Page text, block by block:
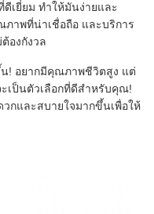
เยี่ยม ทําให้มันง่ายและ
าพที่น่าเชื่อถือ และบริการ
องกังวล
! อยากมีคุณภาพชีวิตสูง แต่
เป็นตัวเลือกที่ดีสําหรับคุณ!
และสบายใจมากขึ้นเพื่อให้